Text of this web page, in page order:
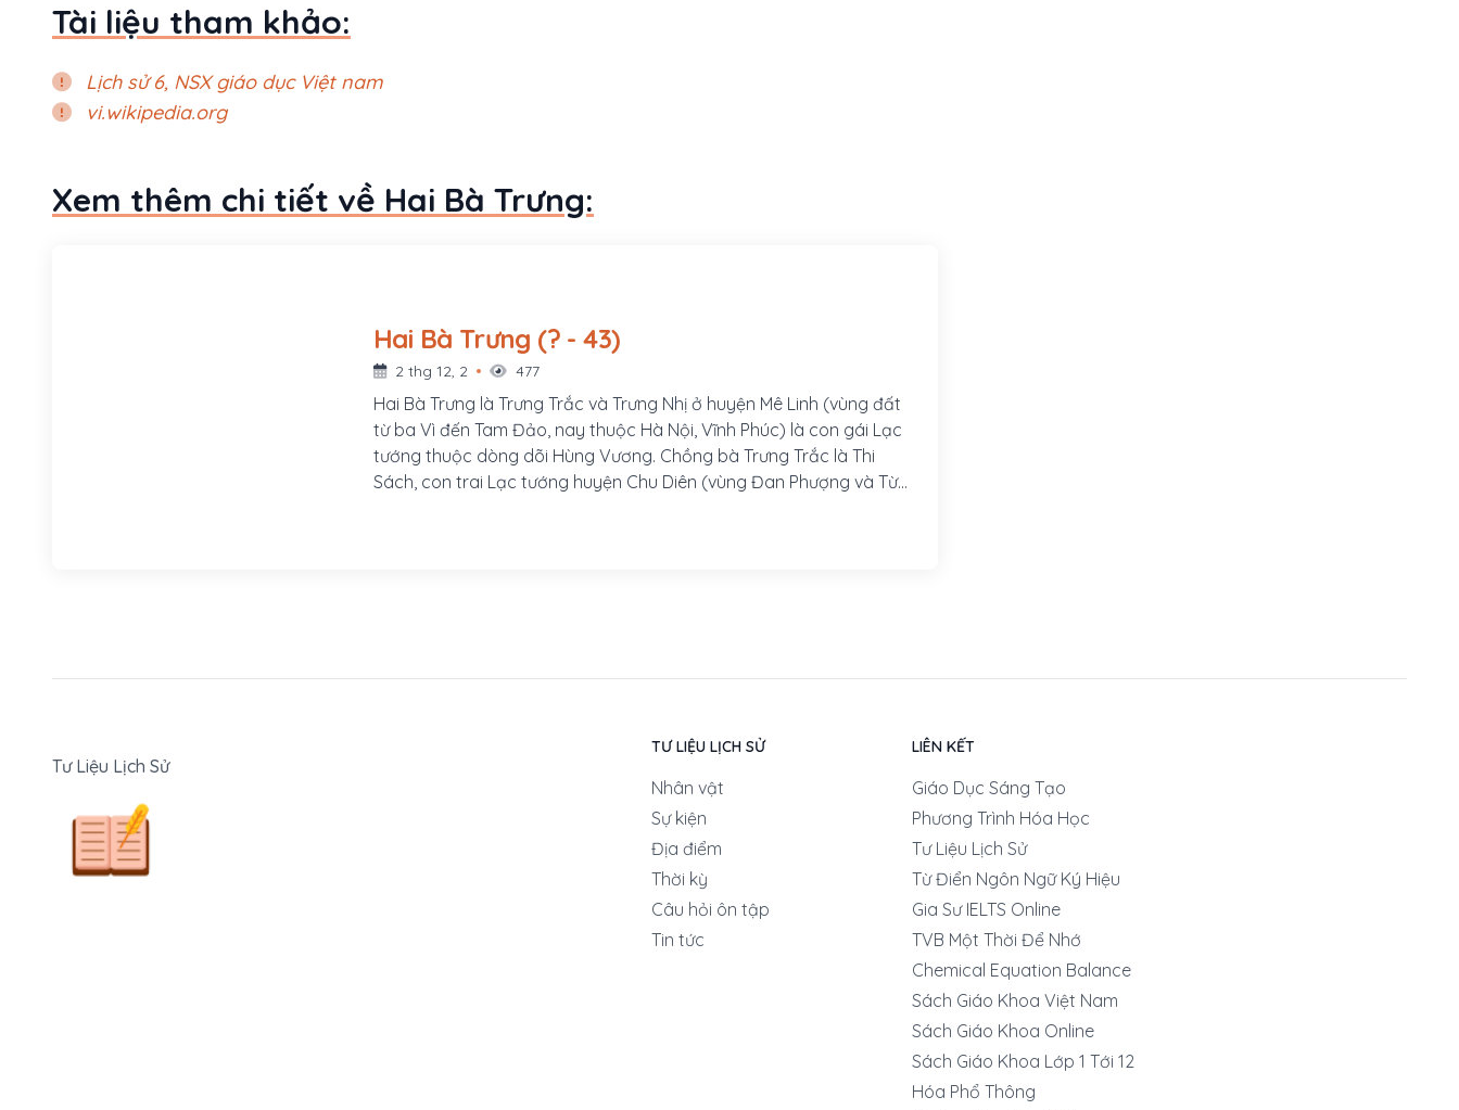
Tài liệu tham khảo:
Lịch sử 6, NSX giáo dục Việt nam
vi.wikipedia.org
Xem thêm chi tiết về Hai Bà Trưng:
Hai Bà Trưng (? - 43)
2 thg 12, 2 477
Hai Bà Trưng là Trưng Trắc và Trưng Nhị ở huyện Mê Linh (vùng đất
từ ba Vì đến Tam Đảo, nay thuộc Hà Nội, Vĩnh Phúc) là con gái Lạc
tướng thuộc dòng dõi Hùng Vương. Chồng bà Trưng Trắc là Thi
Sách, con trai Lạc tướng huyện Chu Diên (vùng Đan Phượng và Từ
Tư Liệu Lịch Sử
TƯ LIỆU LỊCH SỬ
Nhân vật
Sự kiện
Địa điểm
Thời kỳ
Câu hỏi ôn tập
Tin tức
LIÊN KẾT
Giáo Dục Sáng Tạo
Phương Trình Hóa Học
Tư Liệu Lịch Sử
Từ Điển Ngôn Ngữ Ký Hiệu
Gia Sư IELTS Online
TVB Một Thời Để Nhớ
Chemical Equation Balance
Sách Giáo Khoa Việt Nam
Sách Giáo Khoa Online
Sách Giáo Khoa Lớp 1 Tới 12
Hóa Phổ Thông